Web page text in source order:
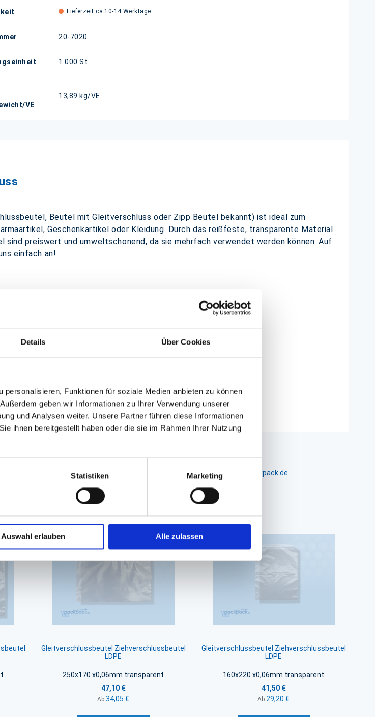
Details Über Cookies
Funktionen für soziale Medien anbieten zu können
geben wir Informationen zu Ihrer Verwendung unserer
und Analysen weiter. Unsere Partner führen diese Informationen
ihnen bereitgestellt haben oder die sie im Rahmen Ihrer Nutzung
Statistiken Marketing
Auswahl erlauben Alle zulassen
Lieferzeit ca.10-14 Werktage
20-7020
1.000 St.
VE
13,89 kg/VE
Beutel mit Gleitverschluss oder Zipp Beutel bekannt) ist ideal zum
Geschenkartikel oder Kleidung. Durch das reißfeste, transparente Material
preiswert und umweltschonend, da sie mehrfach verwendet werden können. Auf
einfach an!
packpack.de GmbH, Am Bullhamm 24-26, D-26441 Jever, info@packpack.de
Gleitverschlussbeutel Ziehverschlussbeutel
LDPE
250x170 x0,06mm transparent
47,10 €
Ab 34,05 €
Gleitverschlussbeutel Ziehverschlussbeutel
LDPE
160x220 x0,06mm transparent
41,50 €
Ab 29,20 €